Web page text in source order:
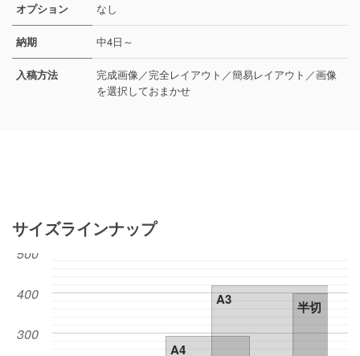
オプション なし
納期 中4日～
入稿方法
完成画像／完全レイアウト／簡易レイアウト／画像
を選択しておまかせ
サイズラインナップ